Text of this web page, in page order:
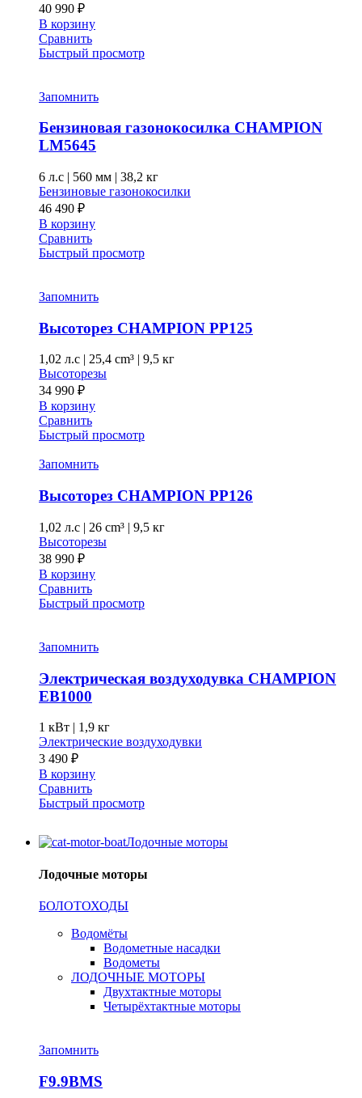
40 990 ₽
В корзину
Сравнить
Быстрый просмотр
Запомнить
Бензиновая газонокосилка CHAMPION
LM5645
6 л.с | 560 мм | 38,2 кг
Бензиновые газонокосилки
46 490 ₽
В корзину
Сравнить
Быстрый просмотр
Запомнить
Высоторез CHAMPION PP125
1,02 л.с | 25,4 cm³ | 9,5 кг
Высоторезы
34 990 ₽
В корзину
Сравнить
Быстрый просмотр
Запомнить
Высоторез CHAMPION PP126
1,02 л.с | 26 cm³ | 9,5 кг
Высоторезы
38 990 ₽
В корзину
Сравнить
Быстрый просмотр
Запомнить
Электрическая воздуходувка CHAMPION
EB1000
1 кВт | 1,9 кг
Электрические воздуходувки
3 490 ₽
В корзину
Сравнить
Быстрый просмотр
Лодочные моторы
Лодочные моторы
БОЛОТОХОДЫ
Водомёты
Водометные насадки
Водометы
ЛОДОЧНЫЕ МОТОРЫ
Двухтактные моторы
Четырёхтактные моторы
Запомнить
F9.9BMS